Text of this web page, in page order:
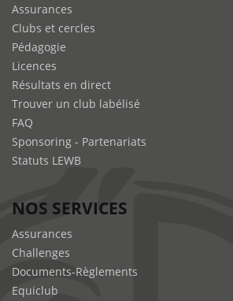
Assurances
Clubs et cercles
Pédagogie
Licences
Résultats en direct
Trouver un club labélisé
FAQ
Sponsoring - Partenariats
Statuts LEWB
NOS SERVICES
Assurances
Challenges
Documents-Règlements
Equiclub